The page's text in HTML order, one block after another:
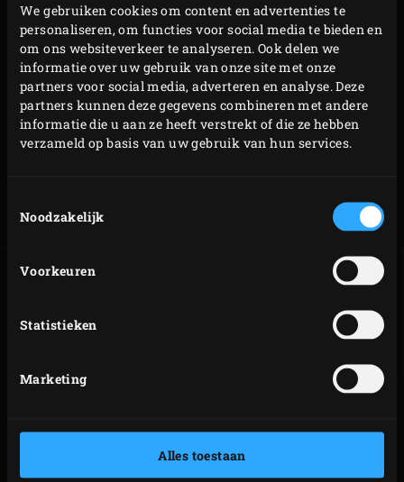
We gebruiken cookies om content en advertenties te
personaliseren, om functies voor social media te bieden en
om ons websiteverkeer te analyseren. Ook delen we
informatie over uw gebruik van onze site met onze
partners voor social media, adverteren en analyse. Deze
partners kunnen deze gegevens combineren met andere
informatie die u aan ze heeft verstrekt of die ze hebben
verzameld op basis van uw gebruik van hun services.
Noodzakelijk
Voorkeuren
Statistieken
Marketing
Alles toestaan
komen. Wil je 1 tool los kopen? Dan kan dat ook.
Productcode
Set 127655
Wide
127426
127679
MAKREEL FILETS
PICANHA BURGER
MET CHEDDAR EN
GEGRILDE UI
SNELLE METHODE